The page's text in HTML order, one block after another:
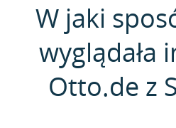
W jaki
wyglądała
Otto.de z